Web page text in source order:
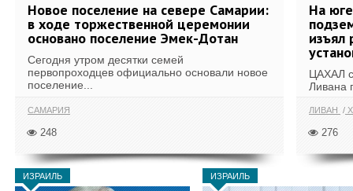
Новое поселение на севере Самарии:
в ходе торжественной церемонии
основано поселение Эмек-Дотан
Сегодня утром десятки семей
первопроходцев официально основали новое
поселение...
САМАРИЯ
248
На
изъял
ЦАХАЛ
Ливана
ЛИВАН
276
ИЗРАИЛЬ ИЗРАИЛЬ